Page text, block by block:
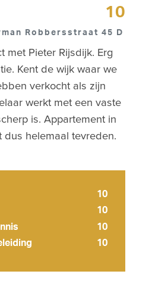
10
Robbersstraat 45 D
met Pieter Rijsdijk. Erg
Kent de wijk waar we
verkocht als zijn
werkt met een vaste
is. Appartement in
dus helemaal tevreden.
10
10
10
10